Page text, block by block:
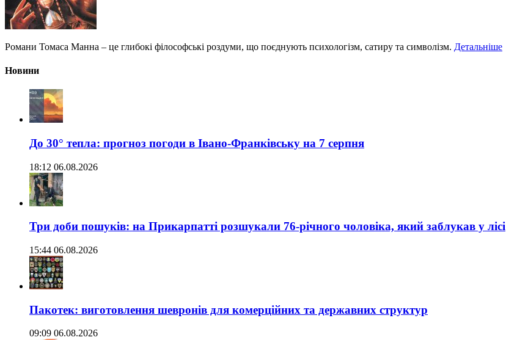
Романи Томаса Манна – це глибокі філософські роздуми, що поєднують психологізм, сатиру та символізм. Детальніше
Новини
До 30° тепла: прогноз погоди в Івано-Франківську на 7 серпня
18:12 06.08.2026
Три доби пошуків: на Прикарпатті розшукали 76-річного чоловіка, який заблукав у лісі
15:44 06.08.2026
Пакотек: виготовлення шевронів для комерційних та державних структур
09:09 06.08.2026